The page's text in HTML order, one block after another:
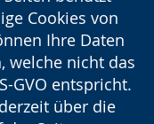
Cookies von
Ihre Daten
welche nicht das
GVO entspricht.
über die